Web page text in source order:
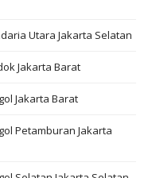
Utara Jakarta Selatan
Jakarta Barat
Jakarta Barat
Petamburan Jakarta